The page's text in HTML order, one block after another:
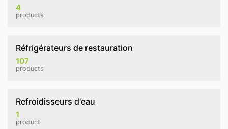
4
products
Réfrigérateurs de restauration
107
products
Refroidisseurs d'eau
1
product